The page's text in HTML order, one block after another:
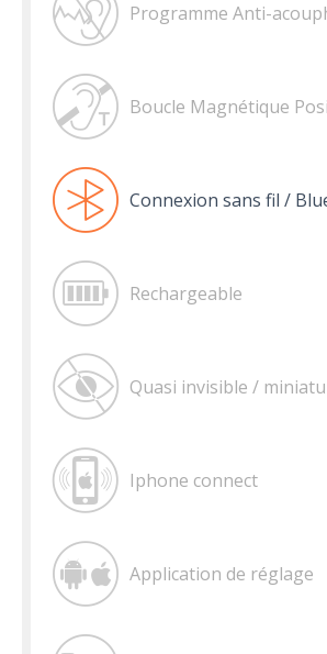
Programme Anti-
Boucle Magnétique
Connexion sans fil /
Rechargeable
Quasi invisible /
Iphone connect
Application de réglage